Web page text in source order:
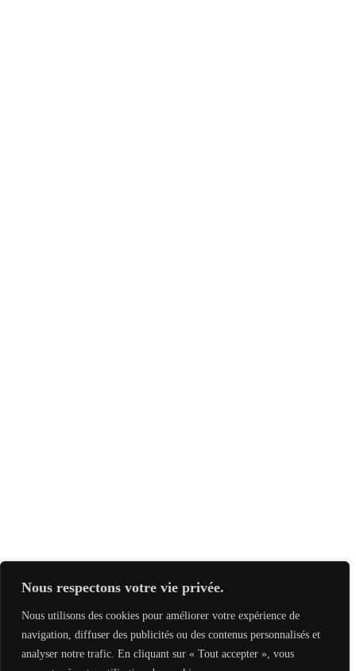
Nous respectons votre vie privée.
Nous utilisons des cookies pour améliorer votre expérience de
navigation, diffuser des publicités ou des contenus personnalisés et
analyser notre trafic. En cliquant sur « Tout accepter », vous